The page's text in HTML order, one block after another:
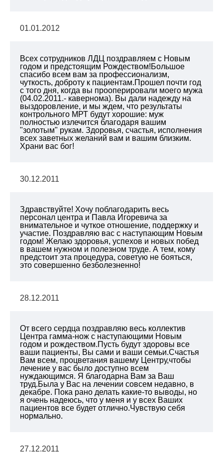
01.01.2012
Всех сотрудников ЛДЦ поздравляем с Новым
годом и предстоящим Рождеством!Большое
спасибо всем вам за профессионализм,
чуткость, доброту к пациентам.Прошел почти год
с того дня, когда вы прооперировали моего мужа
(04.02.2011.- кавернома). Вы дали надежду на
выздоровление, и мы ждем, что результаты
контрольного МРТ будут хорошие: муж
полностью излечится благодаря вашим
"золотым" рукам. Здоровья, счастья, исполнения
всех заветных желаний вам и вашим близким.
Храни вас бог!
30.12.2011
Здравствуйте! Хочу поблагодарить весь
персонал центра и Павла Игоревича за
внимательное и чуткое отношение, поддержку и
участие. Поздравляю вас с наступающим Новым
годом! Желаю здоровья, успехов и новых побед
в вашем нужном и полезном труде. А тем, кому
предстоит эта процедура, советую не бояться,
это совершенно безболезненно!
28.12.2011
От всего сердца поздравляю весь коллектив
Центра гамма-нож с наступающими Новым
годом и рождеством.Пусть будут здоровы все
ваши пациенты, Вы сами и ваши семьи.Счастья
Вам всем, процветания вашему Центру,чтобы
лечение у вас было доступно всем
нуждающимся. Я благодарна Вам за Ваш
труд.Была у Вас на лечении совсем недавно, в
декабре. Пока рано делать какие-то выводы, но
я очень надеюсь, что у меня и у всех Ваших
пациентов все будет отлично.Чувствую себя
нормально.
27.12.2011